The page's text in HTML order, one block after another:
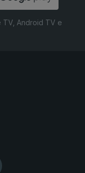
TV, Android TV e